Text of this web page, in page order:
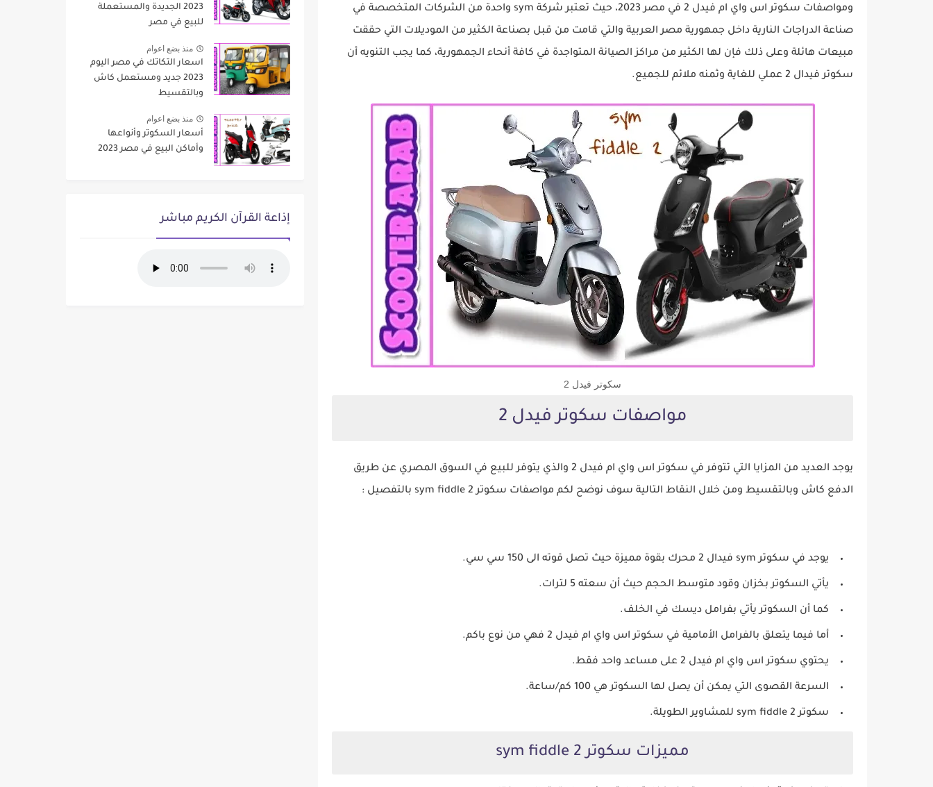
ومواصفات سكوتر اس واي ام فيدل 2 في مصر 2023، حيث تعتبر شركة sym واحدة من الشركات المتخصصة في
صناعة الدراجات النارية داخل جمهورية مصر العربية والتي قامت من قبل بصناعة الكثير من الموديلات التي حققت
مبيعات هائلة وعلى ذلك فإن لها الكثير من مراكز الصيانة المتواجدة في كافة أنحاء الجمهورية، كما يجب التنويه أن
سكوتر فيدال 2 عملي للغاية وثمنه ملائم للجميع.
سكوتر فيدل 2
مواصفات سكوتر فيدل 2
يوجد العديد من المزايا التي تتوفر في سكوتر اس واي ام فيدل 2 والذي يتوفر للبيع في السوق المصري عن طريق
الدفع كاش وبالتقسيط ومن خلال النقاط التالية سوف نوضح لكم مواصفات سكوتر sym fiddle 2 بالتفصيل :
يوجد في سكوتر sym فيدال 2 محرك بقوة مميزة حيث تصل قوته الى 150 سي سي.
يأتي السكوتر بخزان وقود متوسط الحجم حيث أن سعته 5 لترات.
كما أن السكوتر يأتي بفرامل ديسك في الخلف.
أما فيما يتعلق بالفرامل الأمامية في سكوتر اس واي ام فيدل 2 فهي من نوع باكم.
يحتوي سكوتر اس واي ام فيدل 2 على مساعد واحد فقط.
السرعة القصوى التي يمكن أن يصل لها السكوتر هي 100 كم/ساعة.
سكوتر sym fiddle 2 للمشاوير الطويلة.
مميزات سكوتر sym fiddle 2
2023 الجديدة والمستعملة
للبيع في مصر
منذ بضع اعوام
اسعار التكاتك في مصر اليوم
2023 جديد ومستعمل كاش
وبالتقسيط
منذ بضع اعوام
أسعار السكوتر وأنواعها
وأماكن البيع في مصر 2023
إذاعة القرآن الكريم مباشر